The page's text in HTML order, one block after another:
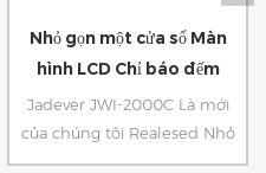
Nhỏ gọn một cửa sổ Màn
hình LCD Chỉ báo đếm
trọng lượng
Jadever JWI-2000C Là mới
của chúng tôi Realesed Nhỏ
gọn và Ecnomic Đếm Chỉ